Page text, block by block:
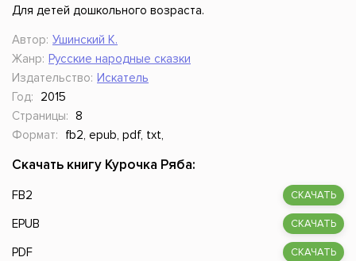
Для детей дошкольного возраста.
Автор: Ушинский К.
Жанр: Русские народные сказки
Издательство: Искатель
Год:
2015
Страницы: 8
Формат:
fb2, epub, pdf, txt,
Скачать книгу Курочка Ряба:
FB2 СКАЧАТЬ
EPUB СКАЧАТЬ
PDF СКАЧАТЬ